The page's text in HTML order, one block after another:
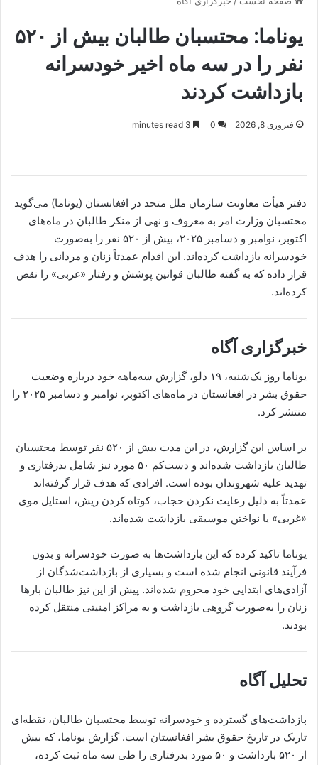
یوناما: محتسبان طالبان بیش از ۵۲۰
نفر را در سه ماه اخیر خودسرانه
بازداشت کردند
فبروری 8, 2026 0
دفتر هیأت معاونت سازمان ملل متحد در افغانستان (یوناما) می‌گوید
محتسبان وزارت امر به معروف و نهی از منکر طالبان در ماه‌های
اکتوبر، نوامبر و دسامبر ۲۰۲۵، بیش از ۵۲۰ نفر را به‌صورت
خودسرانه بازداشت کرده‌اند. این اقدام عمدتاً زنان و مردانی را هدف
قرار داده که به گفته طالبان قوانین پوشش و رفتار «غربی» را نقض
کرده‌اند.
خبرگزاری آگاه
یوناما روز یک‌شنبه، ۱۹ دلو، گزارش سه‌ماهه خود درباره وضعیت
حقوق بشر در افغانستان در ماه‌های اکتوبر، نوامبر و دسامبر ۲۰۲۵ را
منتشر کرد.
بر اساس این گزارش، در این مدت بیش از ۵۲۰ نفر توسط محتسبان
طالبان بازداشت شده‌اند و دست‌کم ۵۰ مورد نیز شامل بدرفتاری و
تهدید علیه شهروندان بوده است. افرادی که هدف قرار گرفته‌اند
عمدتاً به دلیل رعایت نکردن حجاب، کوتاه کردن ریش، استایل موی
«غربی» یا نواختن موسیقی بازداشت شده‌اند.
یوناما تاکید کرده که این بازداشت‌ها به صورت خودسرانه و بدون
فرآیند قانونی انجام شده است و بسیاری از بازداشت‌شدگان از
آزادی‌های ابتدایی خود محروم شده‌اند. پیش از این نیز طالبان بارها
زنان را به‌صورت گروهی بازداشت و به مراکز امنیتی منتقل کرده
بودند.
تحلیل آگاه
بازداشت‌های گسترده و خودسرانه توسط محتسبان طالبان، نقطه‌ای
تاریک در تاریخ حقوق بشر افغانستان است. گزارش یوناما، که بیش
از ۵۲۰ بازداشت و ۵۰ مورد بدرفتاری را طی سه ماه ثبت کرده،